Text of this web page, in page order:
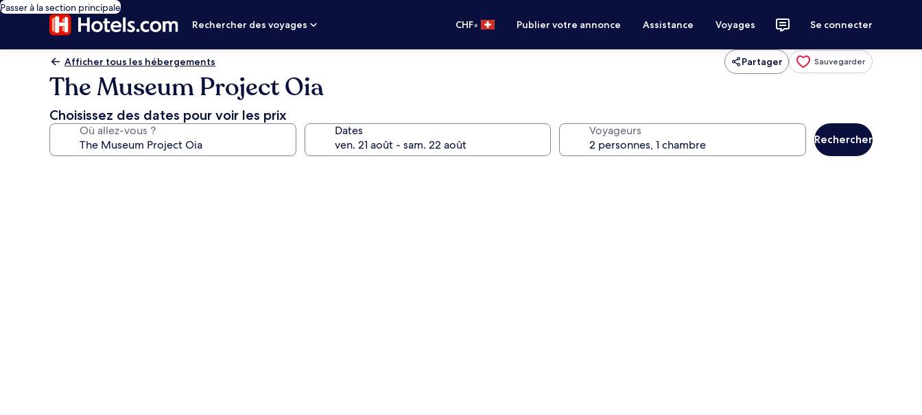
Passer à la section principale
Rechercher des voyages
CHF• Publier votre annonce Assistance Voyages Se connecter
Afficher tous les hébergements Partager Sauvegarder
The Museum Project Oia
Choisissez des dates pour voir les prix
Où allez-vous ? Dates Voyageurs
Rechercher